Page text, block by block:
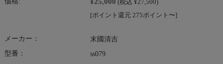
(税込 ¥27,500)
[ポイント還元 275ポイント〜]
メーカー：
末國清吉
型番：
ss079